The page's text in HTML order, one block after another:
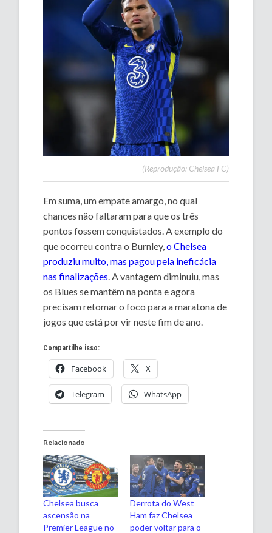
(Reprodução: Chelsea FC)
Em suma, um empate amargo, no qual
chances não faltaram para que os três
pontos fossem conquistados. A exemplo do
que ocorreu contra o Burnley,o Chelsea
produziu muito, mas pagou pela ineficácia
nas finalizações . A vantagem diminuiu, mas
os Blues se mantêm na ponta e agora
precisam retomar o foco para a maratona de
jogos que está por vir neste fim de ano.
Compartilhe isso:
Facebook X
Telegram WhatsApp
Relacionado
Chelsea busca
ascensão na
Premier League no
Derrota do West
Ham faz Chelsea
poder voltar para o